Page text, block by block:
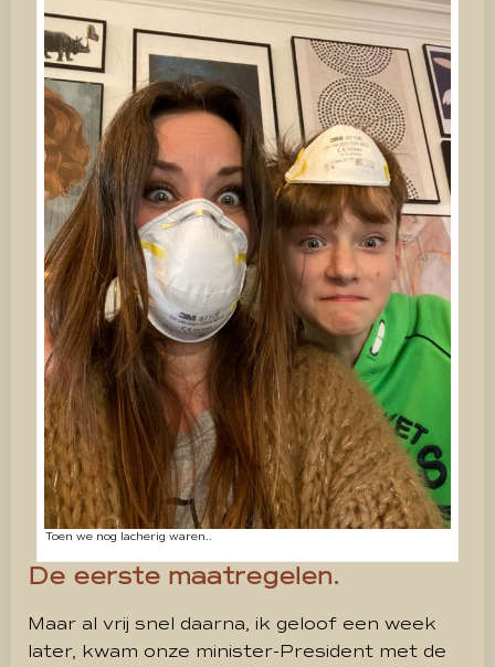
Toen we nog lacherig waren..
De eerste maatregelen.
Maar al vrij snel daarna, ik geloof een week
later, kwam onze minister-President met de